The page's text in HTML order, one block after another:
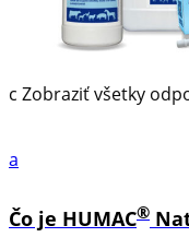
c Zobraziť všetky
a
Čo je HUMAC®